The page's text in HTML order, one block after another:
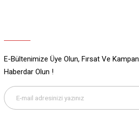
E-Bültenimize Üye Olun, Fırsat Ve
Haberdar Olun !